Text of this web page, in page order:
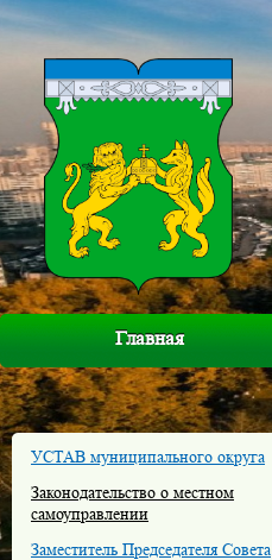
Главная
УСТАВ муниципального округа
Законодательство о местном
самоуправлении
Заместитель Председателя Совета